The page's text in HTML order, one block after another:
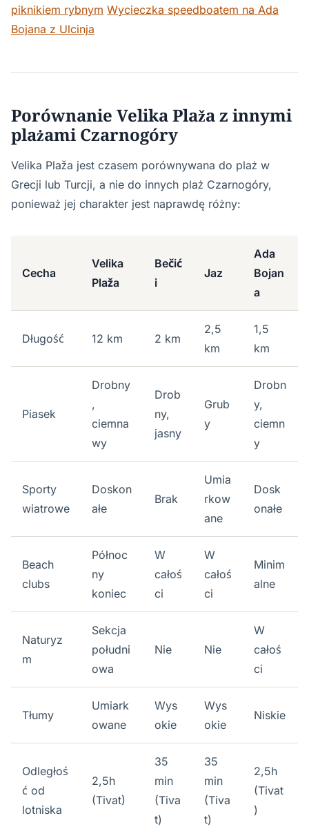
piknikiem rybnym Wycieczka speedboatem na Ada
Bojana z Ulcinja
Porównanie Velika Plaža z innymi
plażami Czarnogóry
Velika Plaža jest czasem porównywana do plaż w
Grecji lub Turcji, a nie do innych plaż Czarnogóry,
ponieważ jej charakter jest naprawdę różny:
Cecha
Velika
Plaža
Bečić
i
Jaz
Ada
Bojan
a
Długość 12 km 2 km
2,5
km
1,5
km
Piasek
Drobny
,
ciemna
wy
Drob
ny,
jasny
Grub
y
Drobn
y,
ciemn
y
Sporty
wiatrowe
Doskon
ałe
Brak
Umia
rkow
ane
Dosk
onałe
Beach
clubs
Północ
ny
koniec
W
całoś
ci
W
całoś
ci
Minim
alne
Naturyz
m
Sekcja
południ
owa
Nie Nie
W
całoś
ci
Tłumy
Umiark
owane
Wys
okie
Wys
okie
Niskie
Odległoś
ć od
lotniska
2,5h
(Tivat)
35
min
(Tiva
t)
35
min
(Tiva
t)
2,5h
(Tivat
)